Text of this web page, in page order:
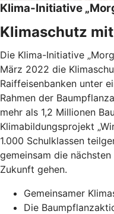
Klima-Initiative
Klimaschutz
Die Klima-Initiative
März 2022 die
Raiffeisenbanken unter
Rahmen der
mehr als 1,2 Millionen
Klimabildungsprojekt
1.000 Schulklassen
gemeinsam die
Zukunft gehen.
Gemeinsamer
Die